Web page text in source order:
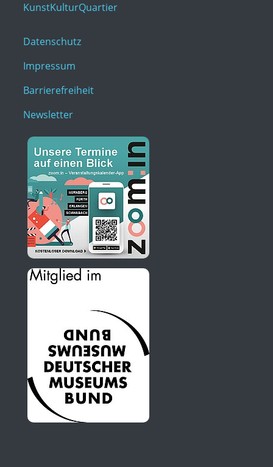
KunstKulturQuartier
Datenschutz
Impressum
Barrierefreiheit
Newsletter